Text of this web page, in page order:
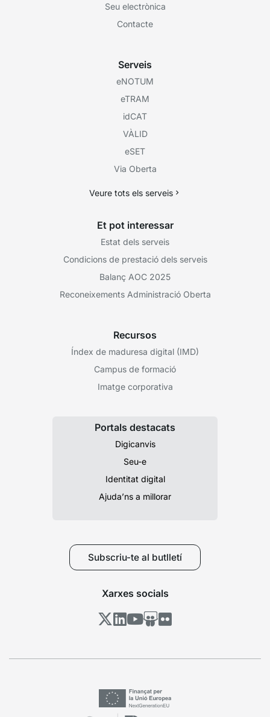
Seu electrònica
Contacte
Serveis
eNOTUM
eTRAM
idCAT
VÀLID
eSET
Via Oberta
Veure tots els serveis
Et pot interessar
Estat dels serveis
Condicions de prestació dels serveis
Balanç AOC 2025
Reconeixements Administració Oberta
Recursos
Índex de maduresa digital (IMD)
Campus de formació
Imatge corporativa
Portals destacats
Digicanvis
Seu-e
Identitat digital
Ajuda’ns a millorar
Subscriu-te al butlletí
Xarxes socials